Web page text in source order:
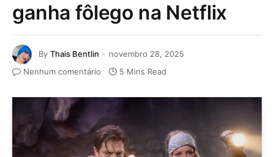
ganha fôlego na Netflix
By Thais Bentlin
novembro 28, 2025
Nenhum comentário
5 Mins Read